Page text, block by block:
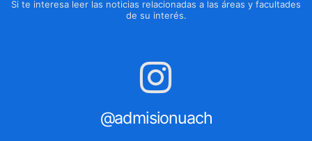
Si te interesa leer las noticias relacionadas a las áreas y facultades
de su interés.
@admisionuach